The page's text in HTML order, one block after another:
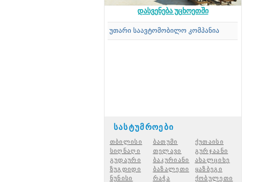
დასვენება უცხოეთში
-ის საკუთარი საავტომობილო კომპანია
სასტუმროები
თბილისი ბათუმი
ქუთაისი
სიღნაღი
თელავი
გურჯაანი
გუდაური
ბაკურიანი ახალციხე
ზუგდიდი
ბაზალეთი
ყაზბეგი
ნუნისი
რაჭა
ქობულეთი